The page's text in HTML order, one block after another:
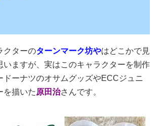
クターのターンマーク坊やはどこかで見
いますが、実はこのキャラクターを制作
ドーナツのオサムグッズやECCジュニ
を描いた 原田治さんです。